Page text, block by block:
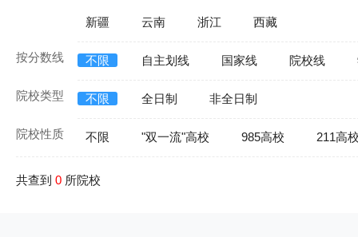
新疆 云南 浙江 西藏
按分数线 不限 自主划线 国家线 院校线
院校类型 不限 全日制 非全日制
院校性质 不限 "双一流"高校 985高校 211高
共查到 0 所院校